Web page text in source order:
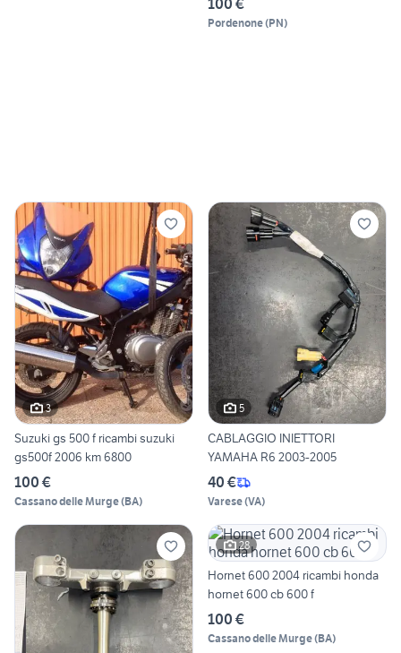
Pordenone(PN)
3
Suzuki gs 500 f ricambi suzuki
gs500f 2006 km 6800
100 €
Cassano delle Murge(BA)
5
CABLAGGIO INIETTORI
YAMAHA R6 2003-2005
40 €
Varese(VA)
28
Hornet 600 2004 ricambi honda
hornet 600 cb 600 f
100 €
Cassano delle Murge(BA)